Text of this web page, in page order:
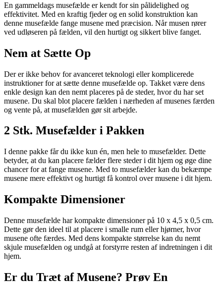
En gammeldags musefælde er kendt for sin pålidelighed og
effektivitet. Med en kraftig fjeder og en solid konstruktion kan
denne musefælde fange musene med præcision. Når musen rører
ved udløseren på fælden, vil den hurtigt og sikkert blive fanget.
Nem at Sætte Op
Der er ikke behov for avanceret teknologi eller komplicerede
instruktioner for at sætte denne musefælde op. Takket være dens
enkle design kan den nemt placeres på de steder, hvor du har set
musene. Du skal blot placere fælden i nærheden af musenes færden
og vente på, at musefælden gør sit arbejde.
2 Stk. Musefælder i Pakken
I denne pakke får du ikke kun én, men hele to musefælder. Dette
betyder, at du kan placere fælder flere steder i dit hjem og øge dine
chancer for at fange musene. Med to musefælder kan du bekæmpe
musene mere effektivt og hurtigt få kontrol over musene i dit hjem.
Kompakte Dimensioner
Denne musefælde har kompakte dimensioner på 10 x 4,5 x 0,5 cm.
Dette gør den ideel til at placere i smalle rum eller hjørner, hvor
musene ofte færdes. Med dens kompakte størrelse kan du nemt
skjule musefælden og undgå at forstyrre resten af indretningen i dit
hjem.
Er du Træt af Musene? Prøv En